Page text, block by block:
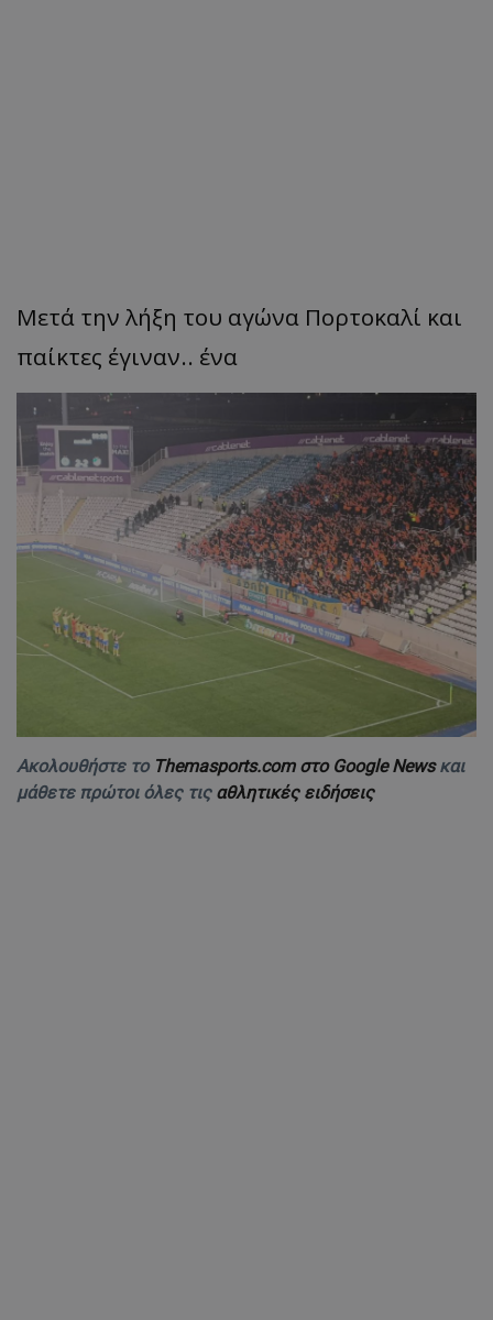
Μετά την λήξη του αγώνα Πορτοκαλί και
παίκτες έγιναν.. ένα
Ακολουθήστε το Themasports.com στο Google Newsκαι
μάθετε πρώτοι όλες τις αθλητικές ειδήσεις